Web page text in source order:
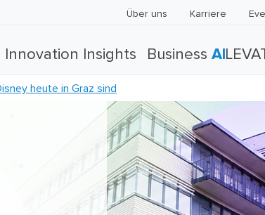
Über uns Karriere
Innovation Insights Business AI
heute in Graz sind